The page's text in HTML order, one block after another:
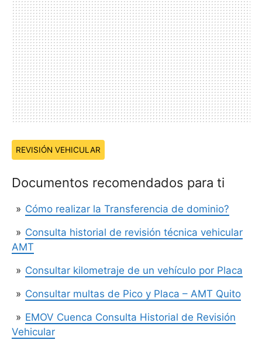
Temas:
REVISIÓN VEHICULAR
Documentos recomendados para ti
Cómo realizar la Transferencia de dominio?
Consulta historial de revisión técnica vehicular
AMT
Consultar kilometraje de un vehículo por Placa
Consultar multas de Pico y Placa – AMT Quito
EMOV Cuenca Consulta Historial de Revisión
Vehicular